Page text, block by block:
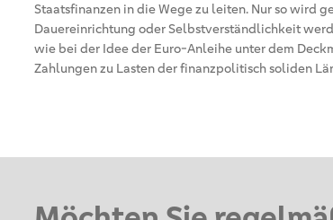
Staatsfinanzen in die Wege zu leiten. Nur so wird
Dauereinrichtung oder Selbstverständlichkeit
wie bei der Idee der Euro-Anleihe unter dem
Zahlungen zu Lasten der finanzpolitisch soliden